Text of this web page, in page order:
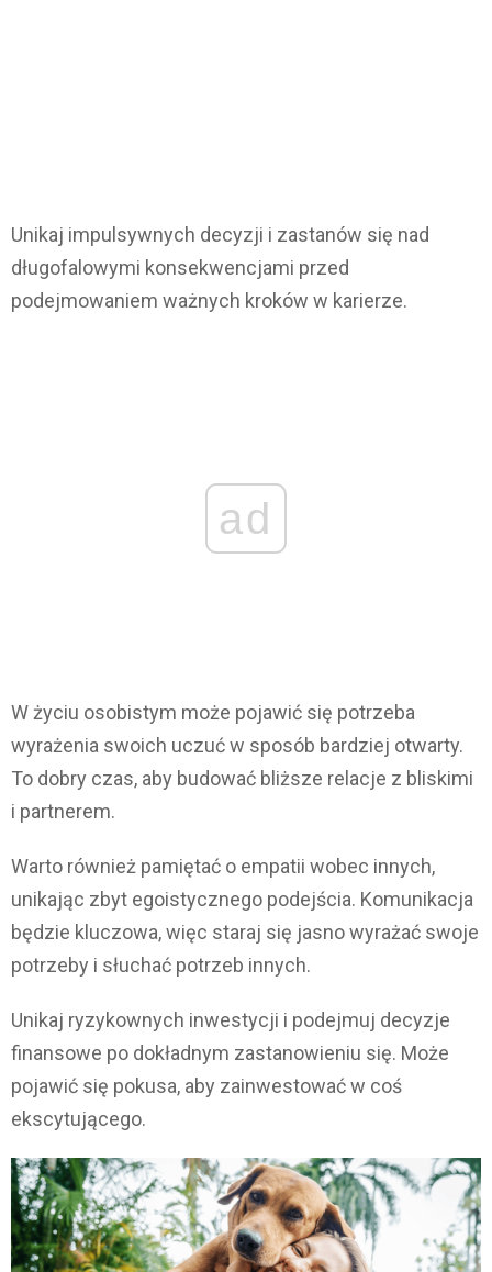
Unikaj impulsywnych decyzji i zastanów się nad
długofalowymi konsekwencjami przed
podejmowaniem ważnych kroków w karierze.
ad
W życiu osobistym może pojawić się potrzeba
wyrażenia swoich uczuć w sposób bardziej otwarty.
To dobry czas, aby budować bliższe relacje z bliskimi
i partnerem.
Warto również pamiętać o empatii wobec innych,
unikając zbyt egoistycznego podejścia. Komunikacja
będzie kluczowa, więc staraj się jasno wyrażać swoje
potrzeby i słuchać potrzeb innych.
Unikaj ryzykownych inwestycji i podejmuj decyzje
finansowe po dokładnym zastanowieniu się. Może
pojawić się pokusa, aby zainwestować w coś
ekscytującego.